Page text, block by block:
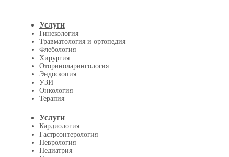
Услуги
Гинекология
Травматология и ортопедия
Флебология
Хирургия
Оториноларингология
Эндоскопия
УЗИ
Онкология
Терапия
Услуги
Кардиология
Гастроэнтерология
Неврология
Педиатрия